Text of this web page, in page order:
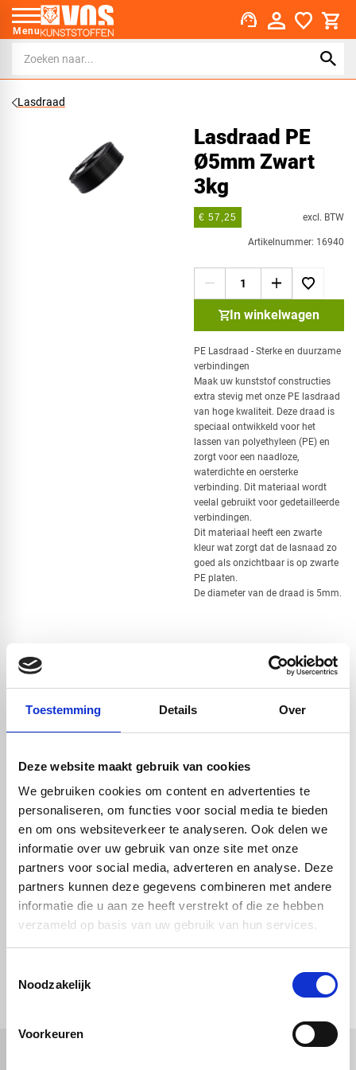
Toestemming Details Over
Deze website maakt gebruik van cookies
We gebruiken cookies om content en advertenties te
personaliseren, om functies voor social media te bieden
en om ons websiteverkeer te analyseren. Ook delen we
informatie over uw gebruik van onze site met onze
partners voor social media, adverteren en analyse. Deze
partners kunnen deze gegevens combineren met andere
informatie die u aan ze heeft verstrekt of die ze hebben
verzameld op basis van uw gebruik van hun services.
Noodzakelijk
Voorkeuren
Menu support_agent
Lasdraad
Lasdraad PE
Ø5mm Zwart
3kg
€ 57,25 excl. BTW
Artikelnummer: 16940
In winkelwagen
PE Lasdraad - Sterke en duurzame
verbindingen
Maak uw kunststof constructies
extra stevig met onze PE lasdraad
van hoge kwaliteit. Deze draad is
speciaal ontwikkeld voor het
lassen van polyethyleen (PE) en
zorgt voor een naadloze,
waterdichte en oersterke
verbinding. Dit materiaal wordt
veelal gebruikt voor gedetailleerde
verbindingen.
Dit materiaal heeft een zwarte
kleur wat zorgt dat de lasnaad zo
goed als onzichtbaar is op zwarte
PE platen.
De diameter van de draad is 5mm.
Handig om er bij te kopen
Lasdraad PE Ø3mm
Zwart 3kg
€ 57,25
Lasdraad PE Ø4mm
Zwart 3kg
€ 57,25
2662 beoordelingen